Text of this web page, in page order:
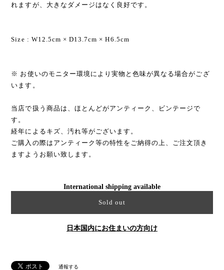
れますが、大きなダメージはなく良好です。
Size : W12.5cm × D13.7cm × H6.5cm
※ お使いのモニター環境により実物と色味が異なる場合がござ
います。
当店で扱う商品は、ほとんどがアンティーク、ビンテージで
す。
経年によるキズ、汚れ等がございます。
ご購入の際はアンティーク等の特性をご納得の上、ご注文頂き
ますようお願い致します。
International shipping available
Sold out
日本国内にお住まいの方向け
通報する